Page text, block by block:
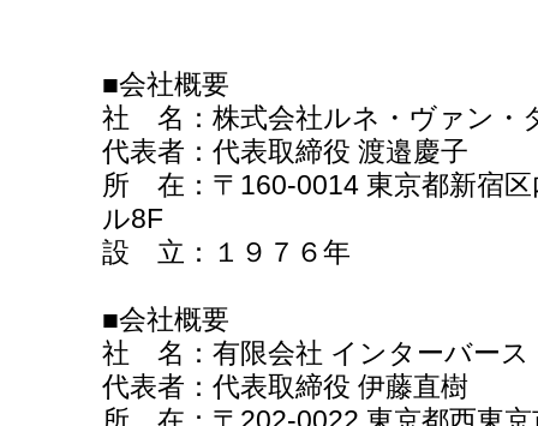
■会社概要
社 名：株式会社ルネ・ヴァン・
代表者：代表取締役 渡邉慶子
所 在：〒160-0014 東京都新宿
ル8F
設 立：１９７６年
■会社概要
社 名：有限会社 インターバース
代表者：代表取締役 伊藤直樹
所 在：〒202-0022 東京都西東